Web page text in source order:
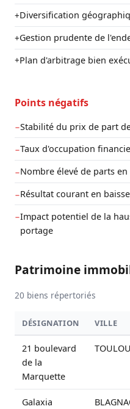
+Diversification
+Gestion prudente de
+Plan d'arbitrage bien
Points négatifs
−Stabilité du prix de part
−Taux d'occupation
−Nombre élevé de parts
−Résultat courant en baisse
−Impact potentiel de la
portage
Patrimoine
20 biens répertoriés
DÉSIGNATION VILLE
21 boulevard
de la
Marquette
Galaxia